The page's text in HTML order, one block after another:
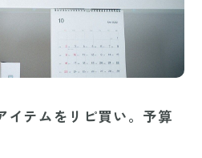
イテムをリピ買い。予算